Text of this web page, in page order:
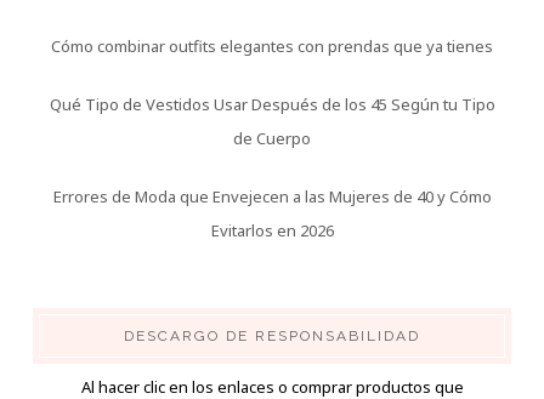
Cómo combinar outfits elegantes con prendas que ya tienes
Qué Tipo de Vestidos Usar Después de los 45 Según tu Tipo
de Cuerpo
Errores de Moda que Envejecen a las Mujeres de 40 y Cómo
Evitarlos en 2026
DESCARGO DE RESPONSABILIDAD
Al hacer clic en los enlaces o comprar productos que